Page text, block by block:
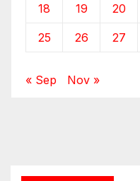
18 19 20
25 26 27
« Sep Nov »